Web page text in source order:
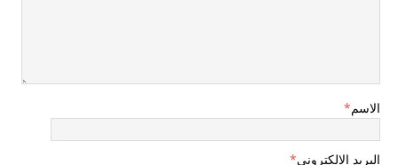
الاسم*
البريد الالكتروني*